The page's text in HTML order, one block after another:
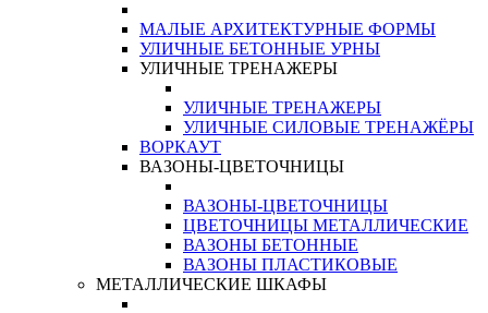
МАЛЫЕ АРХИТЕКТУРНЫЕ ФОРМЫ
УЛИЧНЫЕ БЕТОННЫЕ УРНЫ
УЛИЧНЫЕ ТРЕНАЖЕРЫ
УЛИЧНЫЕ ТРЕНАЖЕРЫ
УЛИЧНЫЕ СИЛОВЫЕ ТРЕНАЖЁРЫ
ВОРКАУТ
ВАЗОНЫ-ЦВЕТОЧНИЦЫ
ВАЗОНЫ-ЦВЕТОЧНИЦЫ
ЦВЕТОЧНИЦЫ МЕТАЛЛИЧЕСКИЕ
ВАЗОНЫ БЕТОННЫЕ
ВАЗОНЫ ПЛАСТИКОВЫЕ
МЕТАЛЛИЧЕСКИЕ ШКАФЫ